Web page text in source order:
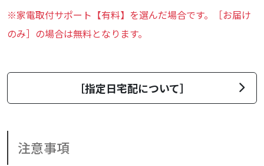
※家電取付サポート【有料】を選んだ場合です。［お届け
のみ］の場合は無料となります。
［指定日宅配について］
注意事項